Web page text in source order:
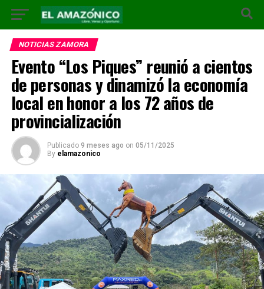
NOTICIAS ZAMORA
Evento “Los Piques” reunió a cientos
de personas y dinamizó la economía
local en honor a los 72 años de
provincialización
Publicado 9 meses ago on 05/11/2025
By elamazonico